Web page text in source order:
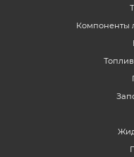
Компоненты